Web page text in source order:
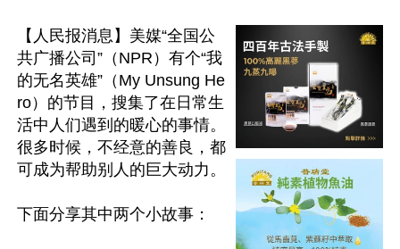
【人民报消息】美媒“全国公
共广播公司”（NPR）有个“我
的无名英雄”（My Unsung He
ro）的节目，搜集了在日常生
活中人们遇到的暖心的事情。
很多时候，不经意的善良，都
可成为帮助别人的巨大动力。
下面分享其中两个小故事：